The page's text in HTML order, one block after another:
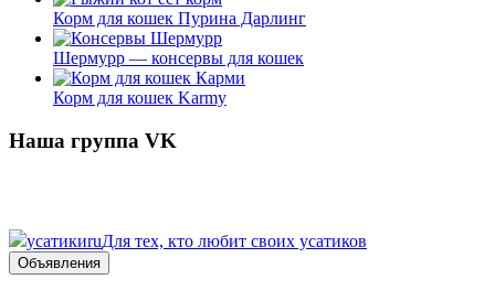
Корм для кошек Пурина Дарлинг
Шермурр — консервы для кошек
Корм для кошек Karmy
Наша группа VK
усатикиruДля тех, кто любит своих усатиков
Объявления